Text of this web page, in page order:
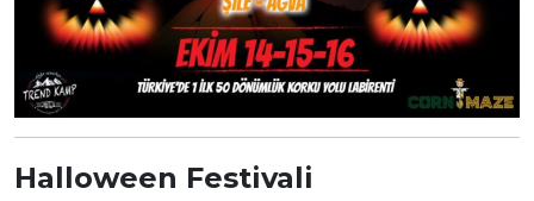
Halloween Festivali